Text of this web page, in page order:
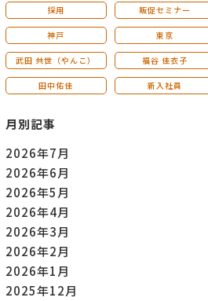
採用 販促セミナー
神戸 東京
武田 共世（やんこ） 福谷 佳衣子
田中佑佳 新入社員
月別記事
2026年7月
2026年6月
2026年5月
2026年4月
2026年3月
2026年2月
2026年1月
2025年12月